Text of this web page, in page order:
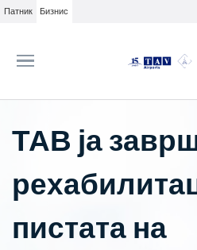
Патник Бизнис
ТАВ ја
пистата на